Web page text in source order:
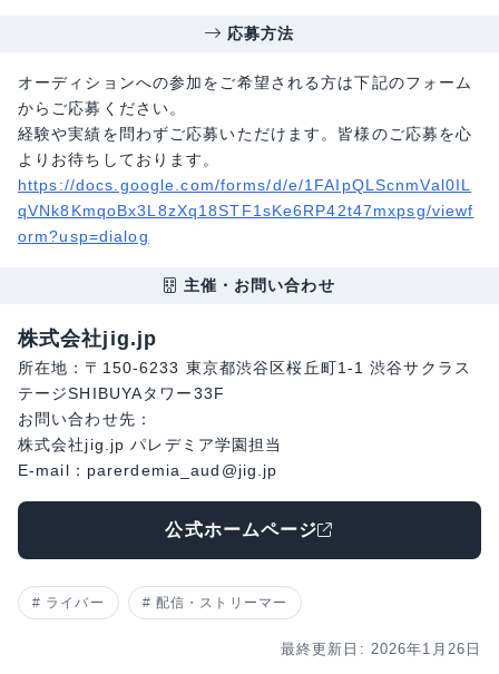
応募方法
オーディションへの参加をご希望される方は下記のフォーム
からご応募ください。
経験や実績を問わずご応募いただけます。皆様のご応募を心
よりお待ちしております。
https://docs.google.com/forms/d/e/1FAIpQLScnmVal0IL
qVNk8KmqoBx3L8zXq18STF1sKe6RP42t47mxpsg/viewf
orm?usp=dialog
主催・お問い合わせ
株式会社jig.jp
所在地：〒150-6233 東京都渋谷区桜丘町1-1 渋谷サクラス
テージSHIBUYAタワー33F
お問い合わせ先：
株式会社jig.jp パレデミア学園担当
E-mail：parerdemia_aud@jig.jp
公式ホームページ
ライバー 配信・ストリーマー
最終更新日: 2026年1月26日